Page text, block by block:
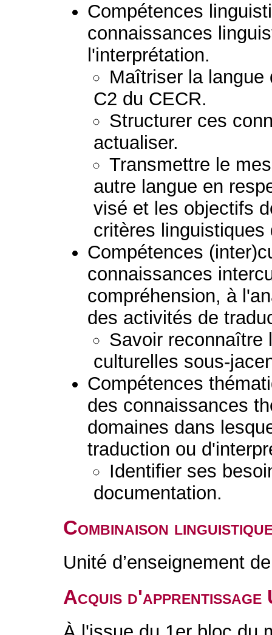
Compétences
connaissances
l'interprétation.
Maîtriser la langue
C2 du CECR.
Structurer ces
actualiser.
Transmettre le
autre langue en
visé et les objectifs
critères
Compétences
connaissances
compréhension, à
des activités de
Savoir reconnaître
culturelles sous-
Compétences
des connaissances
domaines dans
traduction ou
Identifier ses
documentation.
Combinaison
Unité d’enseignement
Acquis d'apprentissage